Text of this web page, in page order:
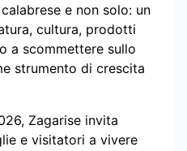
e non solo: un
cultura, prodotti
a scommettere sullo
strumento di crescita
Zagarise invita
e visitatori a vivere